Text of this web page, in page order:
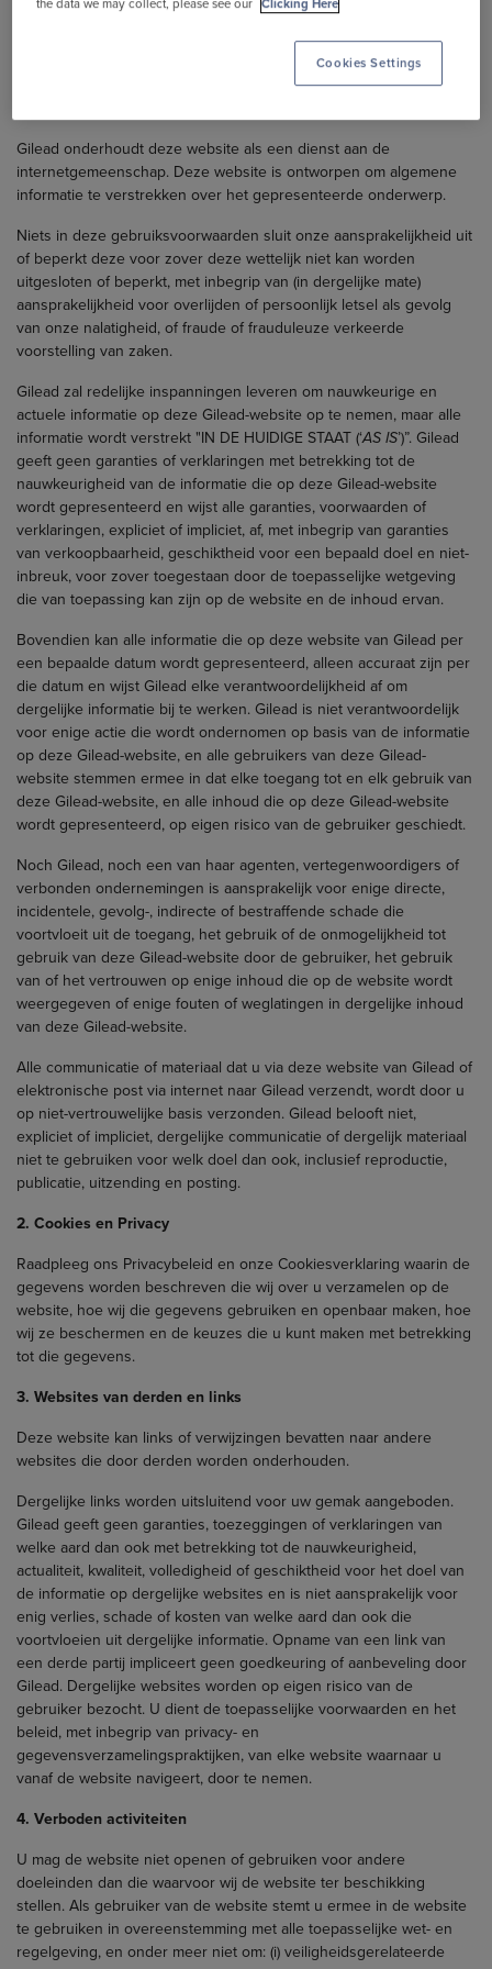
1. Inhoud - Afwijzing van garanties en beperking van
U stemt ermee in dat de toegang tot en het gebruik van deze
Gilead onderhoudt deze website als een dienst aan de
internetgemeenschap. Deze website is ontworpen om algemene
informatie te verstrekken over het gepresenteerde onderwerp.
Niets in deze gebruiksvoorwaarden sluit onze aansprakelijkheid uit
of beperkt deze voor zover deze wettelijk niet kan worden
uitgesloten of beperkt, met inbegrip van (in dergelijke mate)
aansprakelijkheid voor overlijden of persoonlijk letsel als gevolg
van onze nalatigheid, of fraude of frauduleuze verkeerde
voorstelling van zaken.
Gilead zal redelijke inspanningen leveren om nauwkeurige en
actuele informatie op deze Gilead-website op te nemen, maar alle
informatie wordt verstrekt "IN DE HUIDIGE STAAT (‘AS IS’)”. Gilead
geeft geen garanties of verklaringen met betrekking tot de
nauwkeurigheid van de informatie die op deze Gilead-website
wordt gepresenteerd en wijst alle garanties, voorwaarden of
verklaringen, expliciet of impliciet, af, met inbegrip van garanties
van verkoopbaarheid, geschiktheid voor een bepaald doel en niet-
inbreuk, voor zover toegestaan door de toepasselijke wetgeving
die van toepassing kan zijn op de website en de inhoud ervan.
Bovendien kan alle informatie die op deze website van Gilead per
een bepaalde datum wordt gepresenteerd, alleen accuraat zijn per
die datum en wijst Gilead elke verantwoordelijkheid af om
dergelijke informatie bij te werken. Gilead is niet verantwoordelijk
voor enige actie die wordt ondernomen op basis van de informatie
op deze Gilead-website, en alle gebruikers van deze Gilead-
website stemmen ermee in dat elke toegang tot en elk gebruik van
deze Gilead-website, en alle inhoud die op deze Gilead-website
wordt gepresenteerd, op eigen risico van de gebruiker geschiedt.
Noch Gilead, noch een van haar agenten, vertegenwoordigers of
verbonden ondernemingen is aansprakelijk voor enige directe,
incidentele, gevolg-, indirecte of bestraffende schade die
voortvloeit uit de toegang, het gebruik of de onmogelijkheid tot
gebruik van deze Gilead-website door de gebruiker, het gebruik
van of het vertrouwen op enige inhoud die op de website wordt
weergegeven of enige fouten of weglatingen in dergelijke inhoud
van deze Gilead-website.
Alle communicatie of materiaal dat u via deze website van Gilead of
elektronische post via internet naar Gilead verzendt, wordt door u
op niet-vertrouwelijke basis verzonden. Gilead belooft niet,
expliciet of impliciet, dergelijke communicatie of dergelijk materiaal
niet te gebruiken voor welk doel dan ook, inclusief reproductie,
publicatie, uitzending en posting.
2. Cookies en Privacy
Raadpleeg ons Privacybeleid en onze Cookiesverklaring waarin de
gegevens worden beschreven die wij over u verzamelen op de
website, hoe wij die gegevens gebruiken en openbaar maken, hoe
wij ze beschermen en de keuzes die u kunt maken met betrekking
tot die gegevens.
3. Websites van derden en links
Deze website kan links of verwijzingen bevatten naar andere
websites die door derden worden onderhouden.
Dergelijke links worden uitsluitend voor uw gemak aangeboden.
Gilead geeft geen garanties, toezeggingen of verklaringen van
welke aard dan ook met betrekking tot de nauwkeurigheid,
actualiteit, kwaliteit, volledigheid of geschiktheid voor het doel van
de informatie op dergelijke websites en is niet aansprakelijk voor
enig verlies, schade of kosten van welke aard dan ook die
voortvloeien uit dergelijke informatie. Opname van een link van
een derde partij impliceert geen goedkeuring of aanbeveling door
Gilead. Dergelijke websites worden op eigen risico van de
gebruiker bezocht. U dient de toepasselijke voorwaarden en het
beleid, met inbegrip van privacy- en
gegevensverzamelingspraktijken, van elke website waarnaar u
vanaf de website navigeert, door te nemen.
4. Verboden activiteiten
U mag de website niet openen of gebruiken voor andere
doeleinden dan die waarvoor wij de website ter beschikking
stellen. Als gebruiker van de website stemt u ermee in de website
te gebruiken in overeenstemming met alle toepasselijke wet- en
regelgeving, en onder meer niet om: (i) veiligheidsgerelateerde
Cookies Settings